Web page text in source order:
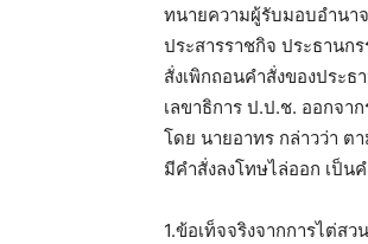
ทนายความผู้รับมอบอำนา
ประสารราชกิจ ประธานก
สั่งเพิกถอนคำสั่งของประ
เลขาธิการ ป.ป.ช. ออกจา
โดย นายอาทร กล่าวว่า
มีคำสั่งลงโทษไล่ออก เป็น
1.ข้อเท็จจริงจากการไต่ส